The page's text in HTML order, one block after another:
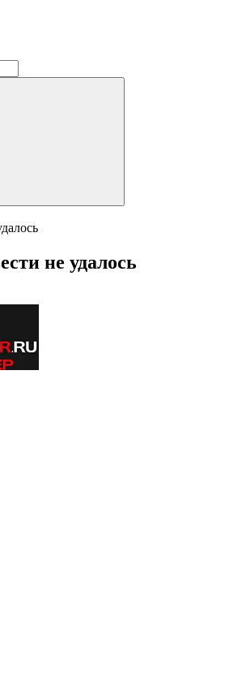
не удалось